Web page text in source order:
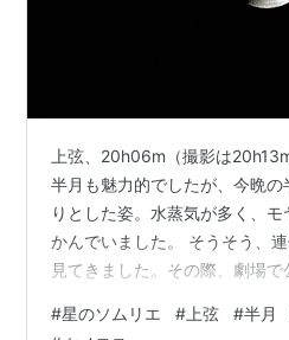
上弦、20h06m（撮影は
半月も魅力的でしたが、今晩の
りとした姿。水蒸気が多く、
かんでいました。 そうそう、
見てきました。その際、劇場
したね… オデュッセイアは9月
#星のソムリエ # 上弦 #半月